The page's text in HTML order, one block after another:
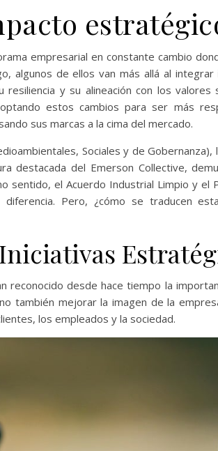
empresarial en constante cambio
algunos de ellos van más allá al integrar
y su alineación con los valores
estos cambios para ser más
sus marcas a la cima del mercado.
Sociales y de
destacada del Emerson Collective,
sentido, el Acuerdo Industrial Limpio y
Pero, ¿cómo se traducen
reconocido desde hace tiempo la
también mejorar la imagen de la
los empleados y la sociedad.